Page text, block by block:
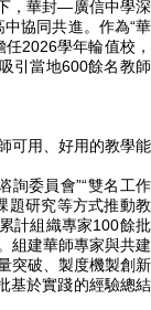
，華封—廣信中學深
協同共進。作為“華
2026學年輪值校，
引當地600餘名教師
可用、好用的教學能
詢委員會”“雙名工作
題研究等方式推動教
計組織專家100餘批
組建華師專家與共建
突破、製度機製創新
基於實踐的經驗總結